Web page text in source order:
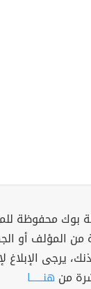
بوك محفوظة
المؤلف أو
يرجى الإبلاغ
من هنــــــا